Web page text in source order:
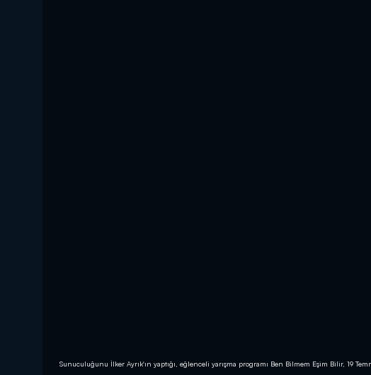
Sunuculuğunu İlker Ayrık'ın yaptığı, eğlenceli yarışma programı Ben Bilmem Eşim Bilir, 19